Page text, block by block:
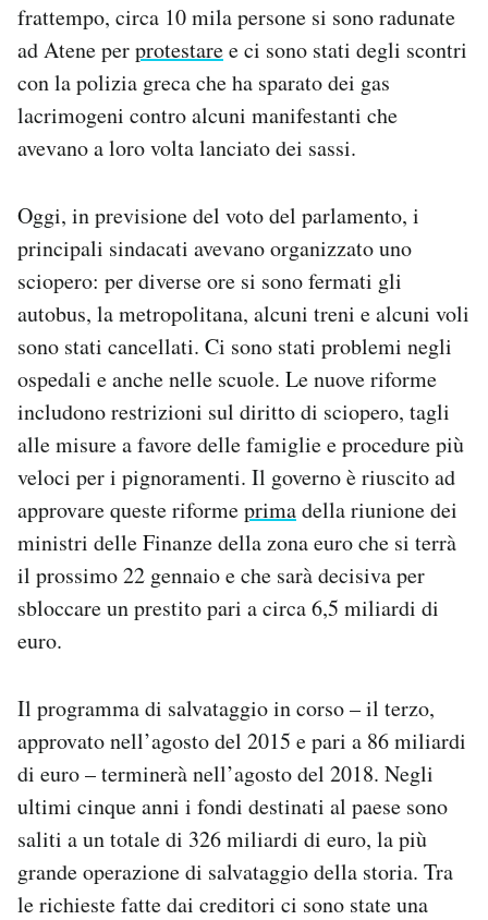
Newsletter
Notifiche mobile
Regala il Post
Hai bisogno di aiuto?
Esci
frattempo, circa 10 mila persone si sono radunate
ad Atene perprotestaree ci sono stati degli scontri
con la polizia greca che ha sparato dei gas
lacrimogeni contro alcuni manifestanti che
avevano a loro volta lanciato dei sassi.
Oggi, in previsione del voto del parlamento, i
principali sindacati avevano organizzato uno
sciopero: per diverse ore si sono fermati gli
autobus, la metropolitana, alcuni treni e alcuni voli
sono stati cancellati. Ci sono stati problemi negli
ospedali e anche nelle scuole. Le nuove riforme
includono restrizioni sul diritto di sciopero, tagli
alle misure a favore delle famiglie e procedure più
veloci per i pignoramenti. Il governo è riuscito ad
approvare queste riformeprimadella riunione dei
ministri delle Finanze della zona euro che si terrà
il prossimo 22 gennaio e che sarà decisiva per
sbloccare un prestito pari a circa 6,5 ​​miliardi di
euro.
Il programma di salvataggio in corso – il terzo,
approvato nell’agosto del 2015 e pari a 86 miliardi
di euro – terminerà nell’agosto del 2018. Negli
ultimi cinque anni i fondi destinati al paese sono
saliti a un totale di 326 miliardi di euro, la più
grande operazione di salvataggio della storia. Tra
le richieste fatte dai creditori ci sono state una